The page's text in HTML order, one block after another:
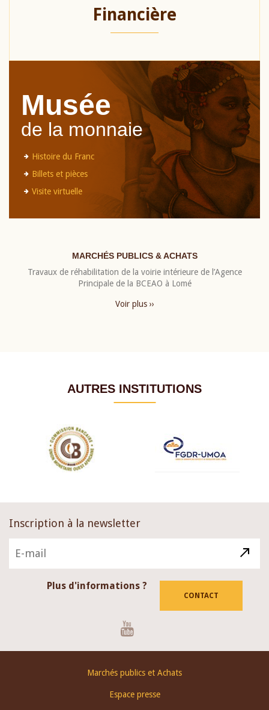
Financière
Musée
de la monnaie
Histoire du Franc
Billets et pièces
Visite virtuelle
MARCHÉS PUBLICS & ACHATS
Travaux de réhabilitation de la voirie intérieure de l’Agence
Principale de la BCEAO à Lomé
Voir plus ››
AUTRES INSTITUTIONS
Inscription à la newsletter
Plus d'informations ?
CONTACT
Marchés publics et Achats
Espace presse